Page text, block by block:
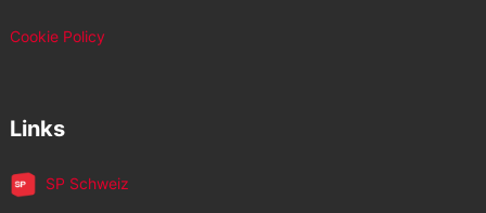
Cookie Policy
Links
SP Schweiz